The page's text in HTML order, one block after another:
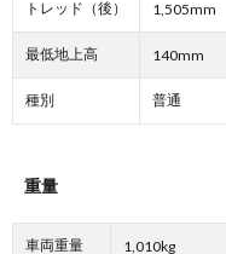
トレッド（後） 1,505mm
最低地上高 140mm
種別 普通
重量
車両重量 1,010kg